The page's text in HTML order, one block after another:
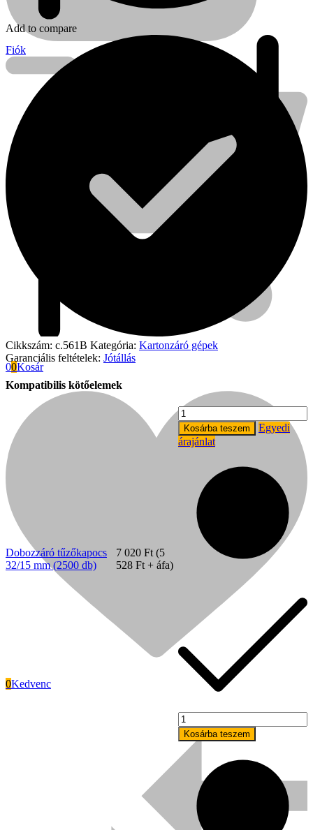
Fiók
00Kosár
0Kedvenc
Add to compare
Cikkszám: c.561B Kategória: Kartonzáró gépek
Garanciális feltételek: Jótállás
Kompatibilis kötőelemek
Dobozzáró tűzőkapocs
32/15 mm (2500 db)
7 020 Ft (5
528 Ft + áfa)
Dobozzáró
tűzőkapocs
32/15
mm
mennyiség
Kosárba teszem
Egyedi
árajánlat
Dobozzáró
tűzőkapocs
32/18
mm
mennyiség
Kosárba teszem